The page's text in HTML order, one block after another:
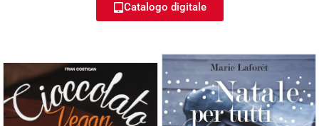
Catalogo digitale